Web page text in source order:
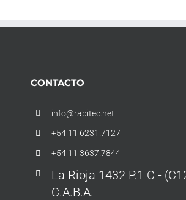
CONTACTO
info@rapitec.net
+54 11 6231.7127
+54 11 3637.7844
La Rioja 1432 P.1 C -
C.A.B.A.